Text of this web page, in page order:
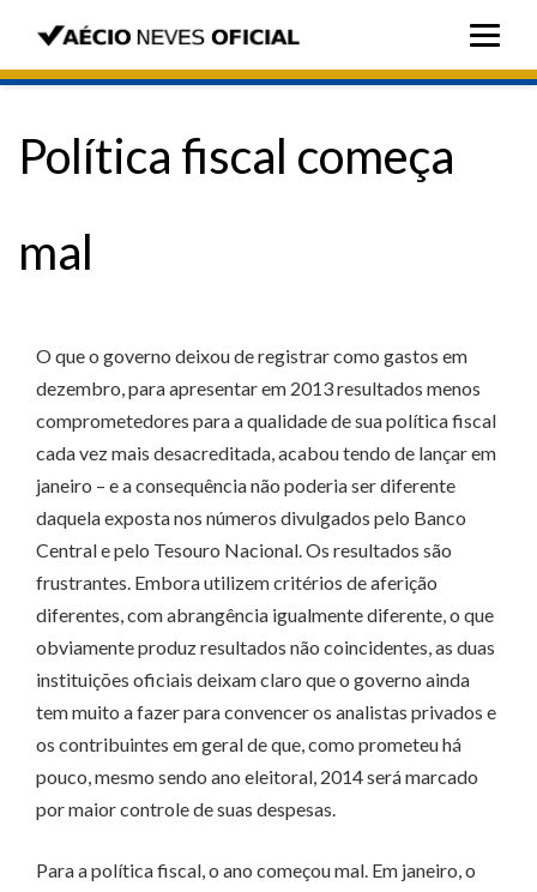
Política fiscal começa
mal
O que o governo deixou de registrar como gastos em
dezembro, para apresentar em 2013 resultados menos
comprometedores para a qualidade de sua política fiscal
cada vez mais desacreditada, acabou tendo de lançar em
janeiro – e a consequência não poderia ser diferente
daquela exposta nos números divulgados pelo Banco
Central e pelo Tesouro Nacional. Os resultados são
frustrantes. Embora utilizem critérios de aferição
diferentes, com abrangência igualmente diferente, o que
obviamente produz resultados não coincidentes, as duas
instituições oficiais deixam claro que o governo ainda
tem muito a fazer para convencer os analistas privados e
os contribuintes em geral de que, como prometeu há
pouco, mesmo sendo ano eleitoral, 2014 será marcado
por maior controle de suas despesas.
Para a política fiscal, o ano começou mal. Em janeiro, o